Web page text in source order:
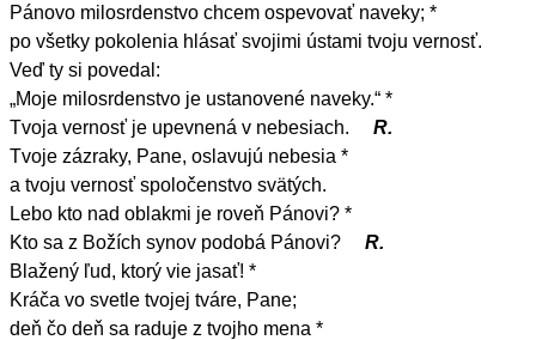
Pánovo milosrdenstvo chcem ospevovať naveky; *
po všetky pokolenia hlásať svojimi ústami tvoju vernosť.
Veď ty si povedal:
„Moje milosrdenstvo je ustanovené naveky.“ *
Tvoja vernosť je upevnená v nebesiach.
R.
Tvoje zázraky, Pane, oslavujú nebesia *
a tvoju vernosť spoločenstvo svätých.
Lebo kto nad oblakmi je roveň Pánovi? *
Kto sa z Božích synov podobá Pánovi?
R.
Blažený ľud, ktorý vie jasať! *
Kráča vo svetle tvojej tváre, Pane;
deň čo deň sa raduje z tvojho mena *